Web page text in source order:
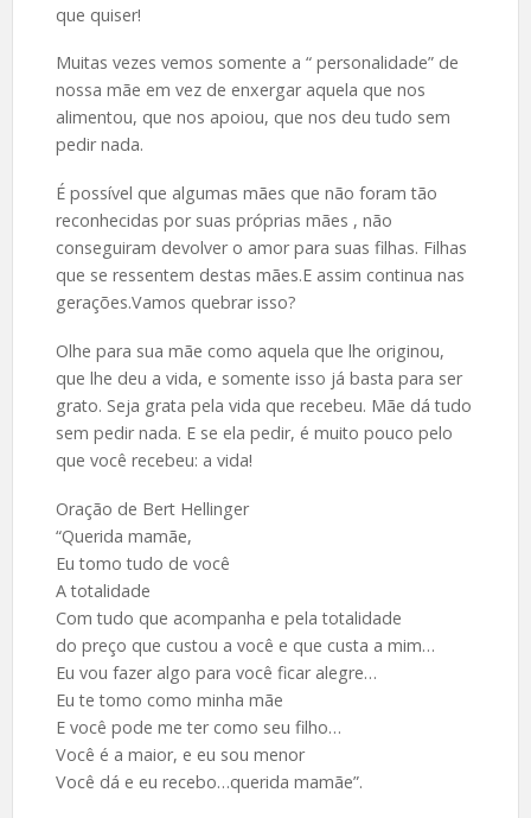
que quiser!
Muitas vezes vemos somente a “ personalidade” de
nossa mãe em vez de enxergar aquela que nos
alimentou, que nos apoiou, que nos deu tudo sem
pedir nada.
É possível que algumas mães que não foram tão
reconhecidas por suas próprias mães , não
conseguiram devolver o amor para suas filhas. Filhas
que se ressentem destas mães.E assim continua nas
gerações.Vamos quebrar isso?
Olhe para sua mãe como aquela que lhe originou,
que lhe deu a vida, e somente isso já basta para ser
grato. Seja grata pela vida que recebeu. Mãe dá tudo
sem pedir nada. E se ela pedir, é muito pouco pelo
que você recebeu: a vida!
Oração de Bert Hellinger
“Querida mamãe,
Eu tomo tudo de você
A totalidade
Com tudo que acompanha e pela totalidade
do preço que custou a você e que custa a mim…
Eu vou fazer algo para você ficar alegre…
Eu te tomo como minha mãe
E você pode me ter como seu filho…
Você é a maior, e eu sou menor
Você dá e eu recebo…querida mamãe”.